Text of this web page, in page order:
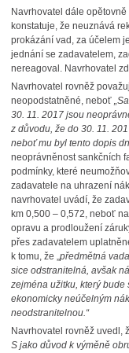
Navrhovatel dále
konstatuje, že neuznává
prokázání vad, za účelem
jednání se zadavatelem,
nereagoval. Navrhovatel
Navrhovatel rovněž
neopodstatněné, neboť
30. 11. 2017 jsou
z důvodu, že do 30. 11.
neboť mu byl tento dopis
neoprávněnost sankčních
podmínky, které
zadavatele na uhrazení
navrhovatel uvádí, že
km 0,500 – 0,572, neboť
opravu a prodloužení
přes zadavatelem
k tomu, že „předmětná
sice odstranitelná, avšak
zejména užitku, který
ekonomicky neúčelným
neodstranitelnou.“
Navrhovatel rovněž uvedl,
S jako důvod k výměně